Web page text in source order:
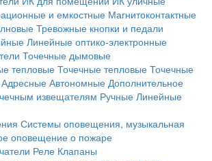
и емкостные Магнитоконтактные
Тревожные кнопки и педали
Линейные оптико-электронные
Точечные дымовые
тепловые Точечные тепловые Точечные
Адресные Автономные Дополнительное
извещателям Ручные Линейные
Системы оповещения, музыкальная
оповещение о пожаре
Реле Клапаны